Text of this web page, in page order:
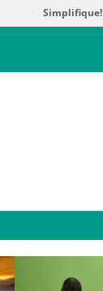
Simplifique!